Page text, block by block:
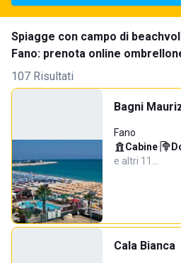
Spiagge con campo di
Fano: prenota online
107 Risultati
Bagni
Fano
Cabine·
e altri 11…
Cala Bianca